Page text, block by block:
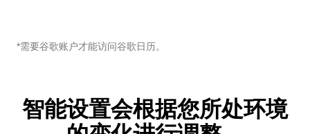
*需要谷歌账户才能访问谷歌日历。
智能设置会根据您所处环境